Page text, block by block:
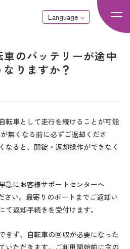
Language
のバッテリーが途中
りますか？
転車として走行を続けることが可能
無くなる前に必ずご返却くださ
なると、開錠・返却操作ができなく
急にお客様サポートセンターへ
さい。最寄りのポートまでご返却い
返却手続きを受付けます。
きず、自転車の回収が必要になった
いただきます。ご利用開始前に念の